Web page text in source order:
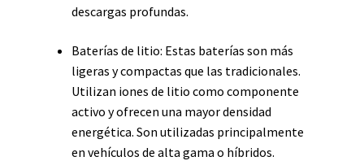
descargas profundas.
Baterías de litio: Estas baterías son más
ligeras y compactas que las tradicionales.
Utilizan iones de litio como componente
activo y ofrecen una mayor densidad
energética. Son utilizadas principalmente
en vehículos de alta gama o híbridos.